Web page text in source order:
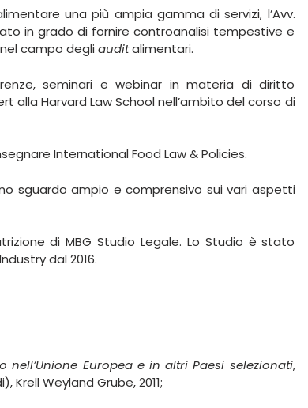
una più ampia gamma di servizi, l’Avv.
in grado di fornire controanalisi tempestive e
campo degli auditalimentari.
seminari e webinar in materia di diritto
alla Harvard Law School nell’ambito del corso di
International Food Law & Policies.
sguardo ampio e comprensivo sui vari aspetti
di MBG Studio Legale. Lo Studio è stato
dal 2016.
Europea e in altri Paesi selezionati,
Krell Weyland Grube, 2011;